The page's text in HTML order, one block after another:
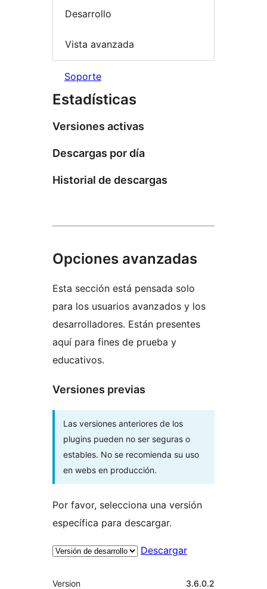
Desarrollo
Vista avanzada
Soporte
Estadísticas
Versiones activas
Descargas por día
Historial de descargas
Opciones avanzadas
Esta sección está pensada solo
para los usuarios avanzados y los
desarrolladores. Están presentes
aquí para fines de prueba y
educativos.
Versiones previas
Las versiones anteriores de los
plugins pueden no ser seguras o
estables. No se recomienda su uso
en webs en producción.
Por favor, selecciona una versión
específica para descargar.
Descargar
Meta
Version 3.6.0.2